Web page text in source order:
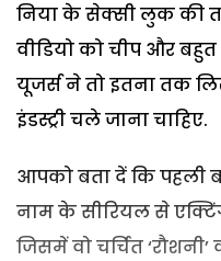
निया के सेक्सी लुक की
वीडियो को चीप और बहुत
यूजर्स ने तो इतना तक
इंडस्ट्री चले जाना चाहिए.
आपको बता दें कि पहली
नाम के सीरियल से
जिसमें वो चर्चित